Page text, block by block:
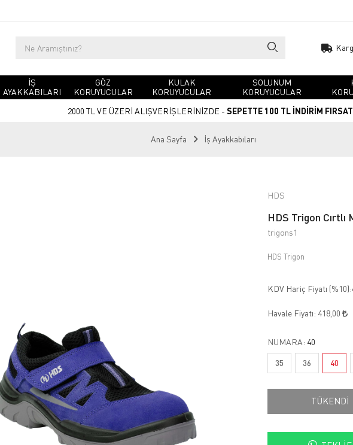
İŞ
AYAKKABILARI
GÖZ
KORUYUCULAR
KULAK
KORUYUCULAR
SOLUNUM
KORUYUCULAR
2000 TL VE ÜZERİ ALIŞVERİŞLERİNİZDE - SEPETTE 100 TL İNDİRİM
Ana Sayfa İş Ayakkabıları
HDS
HDS Trigon Cırtlı
trigons1
HDS Trigon
KDV Hariç Fiyatı (%10):
Havale Fiyatı: 418,00
NUMARA: 40
35 36 40
TÜKENDİ